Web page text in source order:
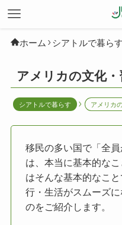
ホーム シアトルで暮らす
アメリカの文化
シアトルで暮らす アメリカ
移民の多い国で「全
は、本当に基本的な
はそんな基本的なこ
行・生活がスムーズ
のをご紹介します。